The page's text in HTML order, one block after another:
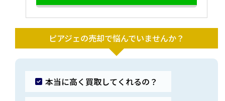
ピアジェの売却で悩んでいませんか？
本当に高く買取してくれるの？